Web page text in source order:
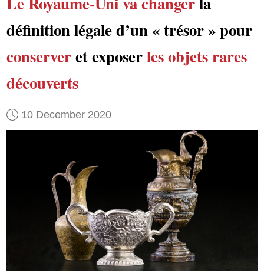
définition légale d’un « trésor » pour
conserveret exposerles objets rares
découverts
10 December 2020